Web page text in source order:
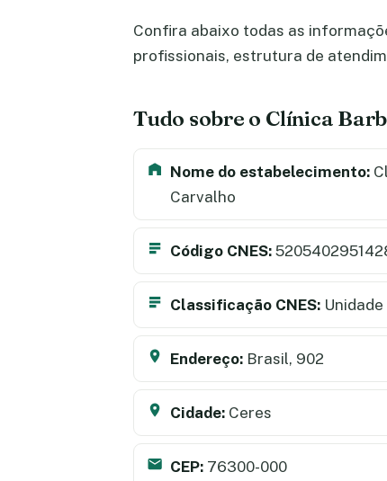
Confira abaixo todas as
profissionais, estrutura de
Tudo sobre o Clínica
Nome do estabelecimento:
Carvalho
Código CNES:
Classificação CNES:
Endereço: Brasil, 902
Cidade: Ceres
CEP: 76300-000